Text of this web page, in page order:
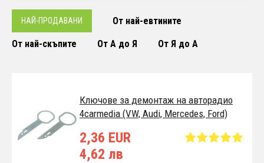
НАЙ-ПРОДАВАНИ От най-евтините
От най-скъпите От А до Я От Я до А
Ключове за демонтаж на авторадио
4carmedia (VW, Audi, Mercedes, Ford)
2,36 EUR
4,62 лв